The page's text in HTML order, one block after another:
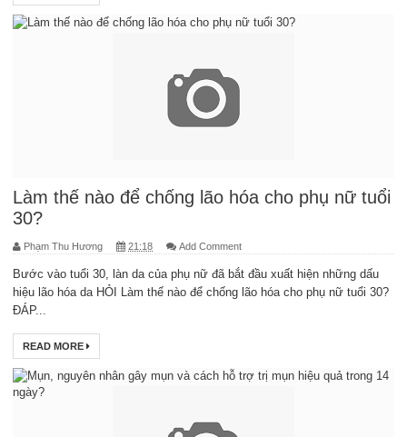
Làm thế nào để chống lão hóa cho phụ nữ tuổi
30?
Phạm Thu Hương 21:18 Add Comment
Bước vào tuổi 30, làn da của phụ nữ đã bắt đầu xuất hiện những dấu
hiệu lão hóa da HỎI Làm thế nào để chống lão hóa cho phụ nữ tuổi 30?
ĐÁP...
READ MORE